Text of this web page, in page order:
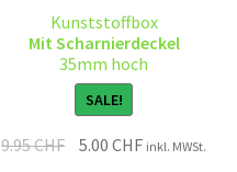
Kunststoffbox
Mit Scharnierdeckel
35mm hoch
SALE!
9.95CHF 5.00CHF inkl. MWSt.